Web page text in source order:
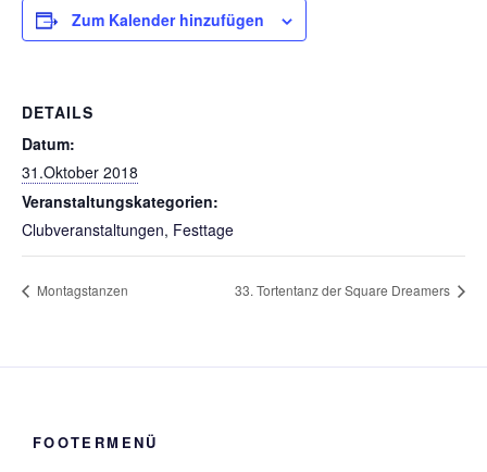
Zum Kalender hinzufügen
DETAILS
Datum:
31.Oktober 2018
Veranstaltungskategorien:
Clubveranstaltungen, Festtage
Montagstanzen 33. Tortentanz der Square Dreamers
FOOTERMENÜ